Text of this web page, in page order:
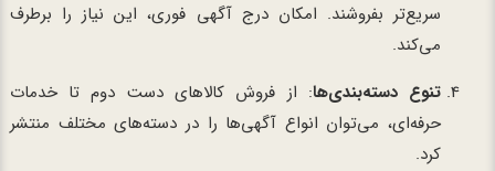
سریع‌تر بفروشند. امکان درج آگهی فوری، این نیاز را برطرف
می‌کند.
تنوع دسته‌بندی‌ها: از فروش کالاهای دست دوم تا خدمات
حرفه‌ای، می‌توان انواع آگهی‌ها را در دسته‌های مختلف منتشر
کرد.